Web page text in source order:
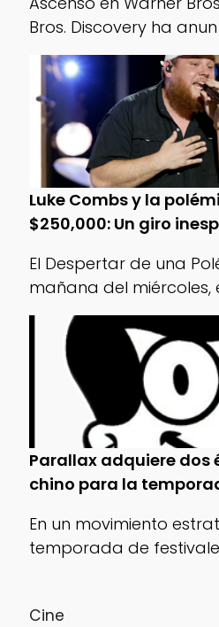
Cine
Bros. Discovery ha anun
Luke Combs y la
$250,000: Un giro
El Despertar de una
mañana del miércoles,
Parallax adquiere dos
chino para la
En un movimiento
temporada de